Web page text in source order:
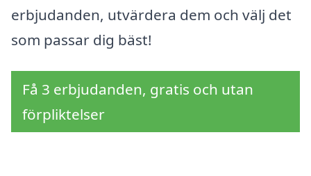
erbjudanden, utvärdera dem och välj det
som passar dig bäst!
Få 3 erbjudanden, gratis och utan
förpliktelser